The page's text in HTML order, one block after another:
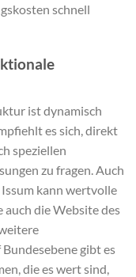
schnell
ist dynamisch
es sich, direkt
speziellen
zu fragen. Auch
kann wertvolle
die Website des
gibt es
die es wert sind,